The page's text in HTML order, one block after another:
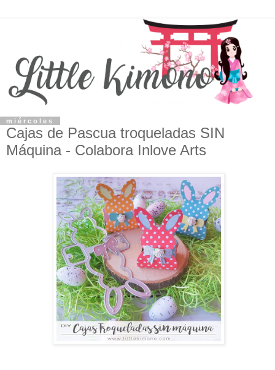
miércoles
Cajas de Pascua troqueladas SIN
Máquina - Colabora Inlove Arts